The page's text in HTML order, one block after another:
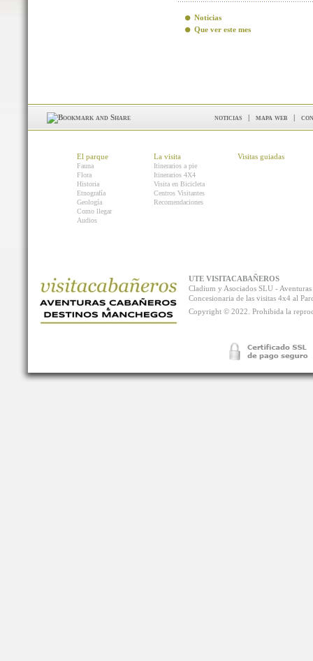
Noticias
Que ver este mes
noticias | mapa web |
El parque
Fauna
Flora
Historia
Etnografía
Geología
Como llegar
Audios
La visita
Itinerarios a pie
Itinerarios 4X4
Visita en Bicicleta
Centros Visitantes
Recomendaciones
Visitas guiadas
UTE VISITACABAÑEROS
Cladium y Asociados SLU -
Concesionaria de las visitas 4x4 al
Copyright © 2022. Prohibida la